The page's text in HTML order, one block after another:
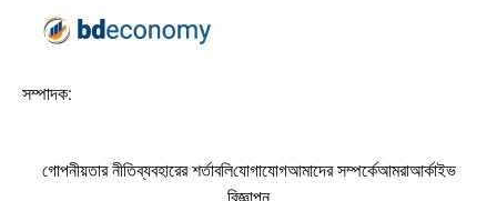
সম্পাদক:
গোপনীয়তার নীতিব্যবহারের শর্তাবলিযোগাযোগআমাদের সম্পর্কেআমরাআর্কাইভ
বিজ্ঞাপন